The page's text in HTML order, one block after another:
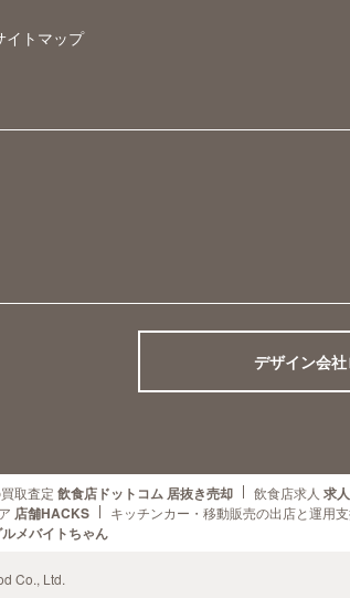
イトマップ
デザイン会
取査定 飲食店ドットコム 居抜き売却 飲食店求人 求
店舗HACKS キッチンカー・移動販売の出店と運用
メバイトちゃん
Co., Ltd.